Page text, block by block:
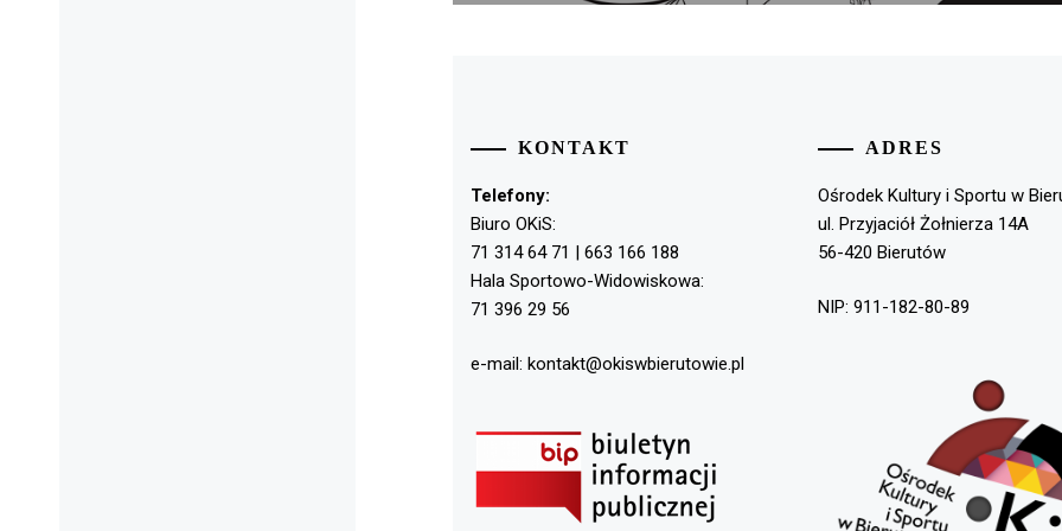
KONTAKT
Telefony:
Biuro OKiS:
71 314 64 71 | 663 166 188
Hala Sportowo-Widowiskowa:
71 396 29 56
e-mail: kontakt@okiswbierutowie.pl
ADRES
Ośrodek Kultury i Sportu w
ul. Przyjaciół Żołnierza 14A
56-420 Bierutów
NIP: 911-182-80-89